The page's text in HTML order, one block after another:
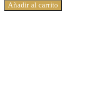
Añadir al carrito